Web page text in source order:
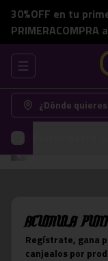
30%OFF en tu
Abrir menu de
¿Dónde
Acumula
Regístrate, gana
canjealos por